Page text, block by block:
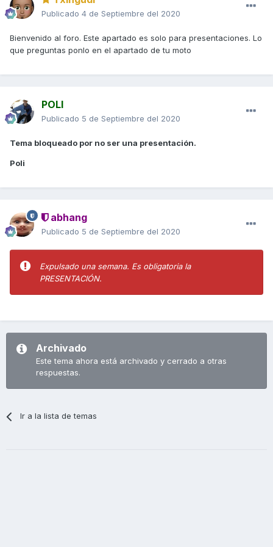
Publicado 4 de Septiembre del 2020
Bienvenido al foro. Este apartado es solo para presentaciones. Lo
que preguntas ponlo en el apartado de tu moto
POLI
Publicado 5 de Septiembre del 2020
Tema bloqueado por no ser una presentación.
Poli
abhang
Publicado 5 de Septiembre del 2020
Expulsado una semana. Es obligatoria la
PRESENTACIÓN.
Archivado
Este tema ahora está archivado y cerrado a otras
respuestas.
Ir a la lista de temas